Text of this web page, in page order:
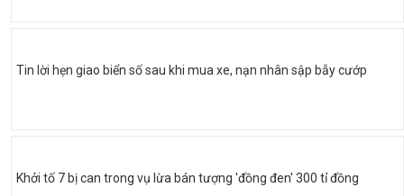
Tin lời hẹn giao biển số sau khi mua xe, nạn nhân sập bẫy cướp
Khởi tố 7 bị can trong vụ lừa bán tượng 'đồng đen' 300 tỉ đồng